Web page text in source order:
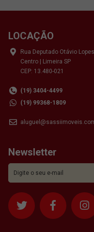
LOCAÇÃO
Rua Deputado Otávio
Centro | Limeira SP
CEP: 13.480-021
(19) 3404-4499
(19) 99368-1809
Newsletter